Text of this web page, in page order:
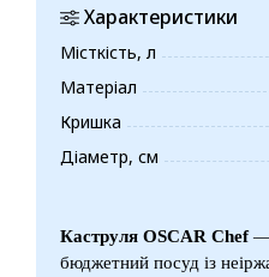
Характеристики
Місткість, л
Матеріал
Кришка
Діаметр, см
Каструля OSCAR Chef—
бюджетний посуд із